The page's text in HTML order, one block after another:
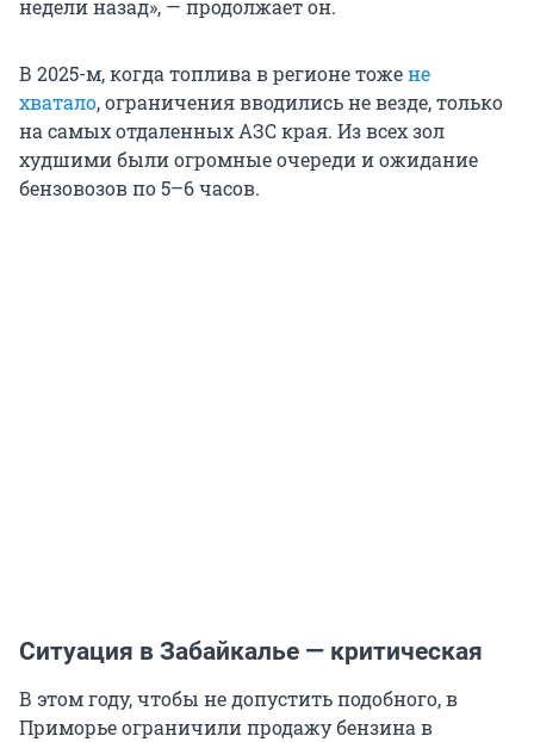
недели назад», — продолжает он.
В 2025-м, когда топлива в регионе тожене
хватало, ограничения вводились не везде, только
на самых отдаленных АЗС края. Из всех зол
худшими были огромные очереди и ожидание
бензовозов по 5–6 часов.
Ситуация в Забайкалье — критическая
В этом году, чтобы не допустить подобного, в
Приморье ограничили продажу бензина в